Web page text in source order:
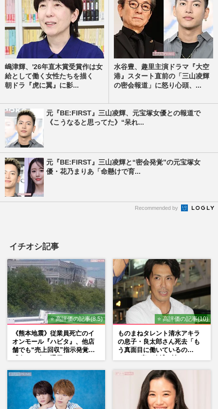
嶋津輝、'26年直木賞受賞作は女
給として働く女性たちを描く
朝ドラ『虎に翼』に影...
水谷豊、趣里主演ドラマ『大空
港』スタート直前の「三山凌輝
の密会報道」に怒り心頭、...
元『BE:FIRST』三山凌輝、元宝塚女優との報道で
《こうなると思ってた》“呆れ...
元『BE:FIRST』三山凌輝と“密会発覚”の元宝塚女
優・花乃まりあ「命懸けで育...
Recommended by
イチオシ記事
⭐ 高評価の記事(8.5)
《熊本地震》従業員死亡のイ
オンモール『ハビタ』、他店
舗でも“売上回収”指示発覚で
⭐ 高評価の記事(10)
ものまねタレント清水アキラ
の息子・良太郎さん死去「も
う真面目に働いているの